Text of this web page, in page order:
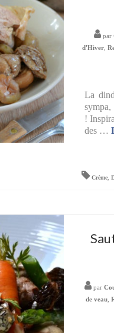
par
d'Hiver ,
La
!
des …
Crème ,
par
de veau ,